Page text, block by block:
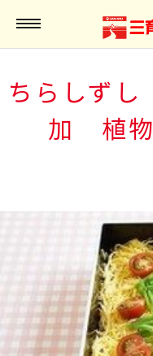
ショップ
ちらしず
加 植物